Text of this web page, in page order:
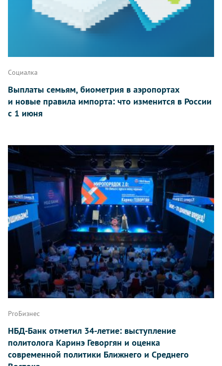
Социалка
Выплаты семьям, биометрия в аэропортах
и новые правила импорта: что изменится в России
с 1 июня
ProБизнес
НБД-Банк отметил 34-летие: выступление
политолога Каринэ Геворгян и оценка
современной политики Ближнего и Среднего